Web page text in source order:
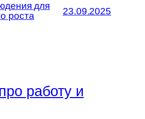
для
роста
23.09.2025
работу и